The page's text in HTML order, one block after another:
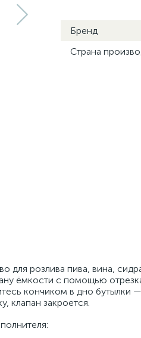
Бренд
Страна
розлива пива, вина,
ёмкости с помощью
кончиком в дно
клапан закроется.